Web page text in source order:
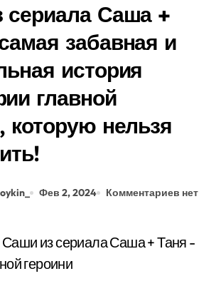
сериала Саша +
забавная и
история
главной
которую нельзя
Фев 2, 2024 Комментариев нет